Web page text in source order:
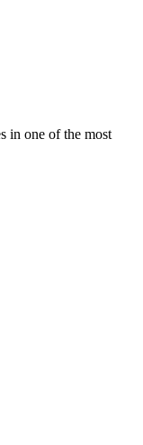
in one of the most